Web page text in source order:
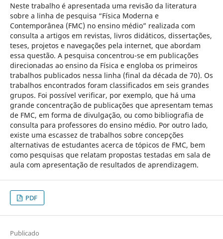
Neste trabalho é apresentada uma revisão da literatura
sobre a linha de pesquisa “Física Moderna e
Contemporânea (FMC) no ensino médio” realizada com
consulta a artigos em revistas, livros didáticos, dissertações,
teses, projetos e navegações pela internet, que abordam
essa questão. A pesquisa concentrou-se em publicações
direcionadas ao ensino da Física e engloba os primeiros
trabalhos publicados nessa linha (final da década de 70). Os
trabalhos encontrados foram classificados em seis grandes
grupos. Foi possível verificar, por exemplo, que há uma
grande concentração de publicações que apresentam temas
de FMC, em forma de divulgação, ou como bibliografia de
consulta para professores do ensino médio. Por outro lado,
existe uma escassez de trabalhos sobre concepções
alternativas de estudantes acerca de tópicos de FMC, bem
como pesquisas que relatam propostas testadas em sala de
aula com apresentação de resultados de aprendizagem.
PDF
Publicado